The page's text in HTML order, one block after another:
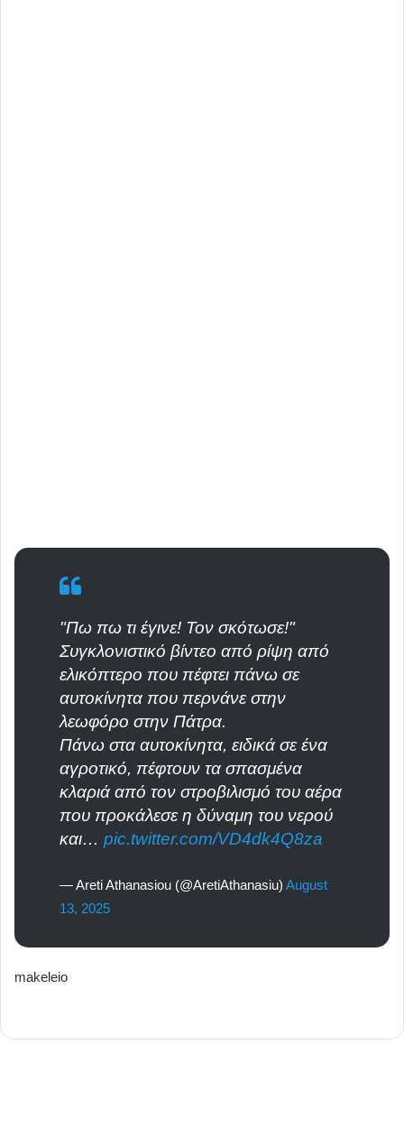
"Πω πω τι έγινε! Τον σκότωσε!"
Συγκλονιστικό βίντεο από ρίψη από
ελικόπτερο που πέφτει πάνω σε
αυτοκίνητα που περνάνε στην
λεωφόρο στην Πάτρα.
Πάνω στα αυτοκίνητα, ειδικά σε ένα
αγροτικό, πέφτουν τα σπασμένα
κλαριά από τον στροβιλισμό του αέρα
που προκάλεσε η δύναμη του νερού
και… pic.twitter.com/VD4dk4Q8za
— Areti Athanasiou (@AretiAthanasiu) August
13, 2025
makeleio